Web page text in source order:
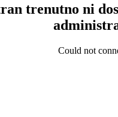
trenutno ni
Could not